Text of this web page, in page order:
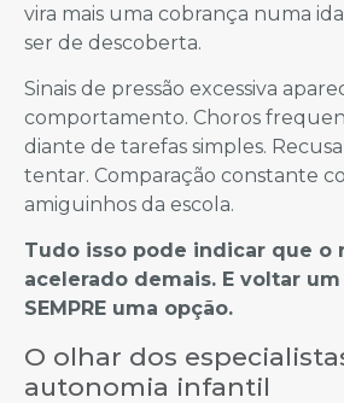
vira mais uma cobrança numa
ser de descoberta.
Sinais de pressão excessiva
comportamento. Choros
diante de tarefas simples.
tentar. Comparação constante
amiguinhos da escola.
Tudo isso pode indicar que o
acelerado demais. E voltar um
SEMPRE uma opção.
O olhar dos
autonomia infantil